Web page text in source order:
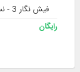
فیش نگار 3 - نسخه طلایی
رایگان